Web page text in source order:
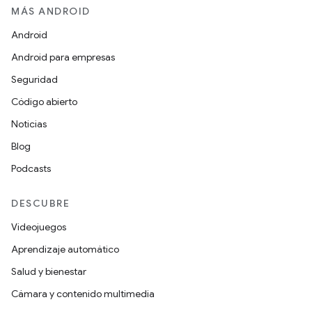
MÁS ANDROID
Android
Android para empresas
Seguridad
Código abierto
Noticias
Blog
Podcasts
DESCUBRE
Videojuegos
Aprendizaje automático
Salud y bienestar
Cámara y contenido multimedia